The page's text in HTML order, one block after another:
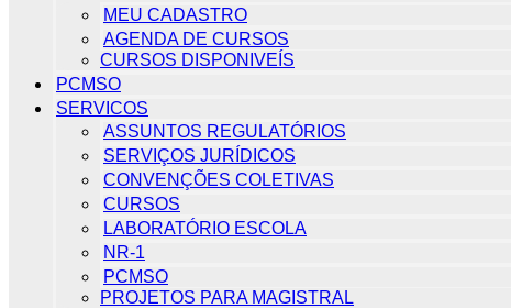
MEU CADASTRO
AGENDA DE CURSOS
CURSOS DISPONIVEÍS
PCMSO
SERVICOS
ASSUNTOS REGULATÓRIOS
SERVIÇOS JURÍDICOS
CONVENÇÕES COLETIVAS
CURSOS
LABORATÓRIO ESCOLA
NR-1
PCMSO
PROJETOS PARA MAGISTRAL